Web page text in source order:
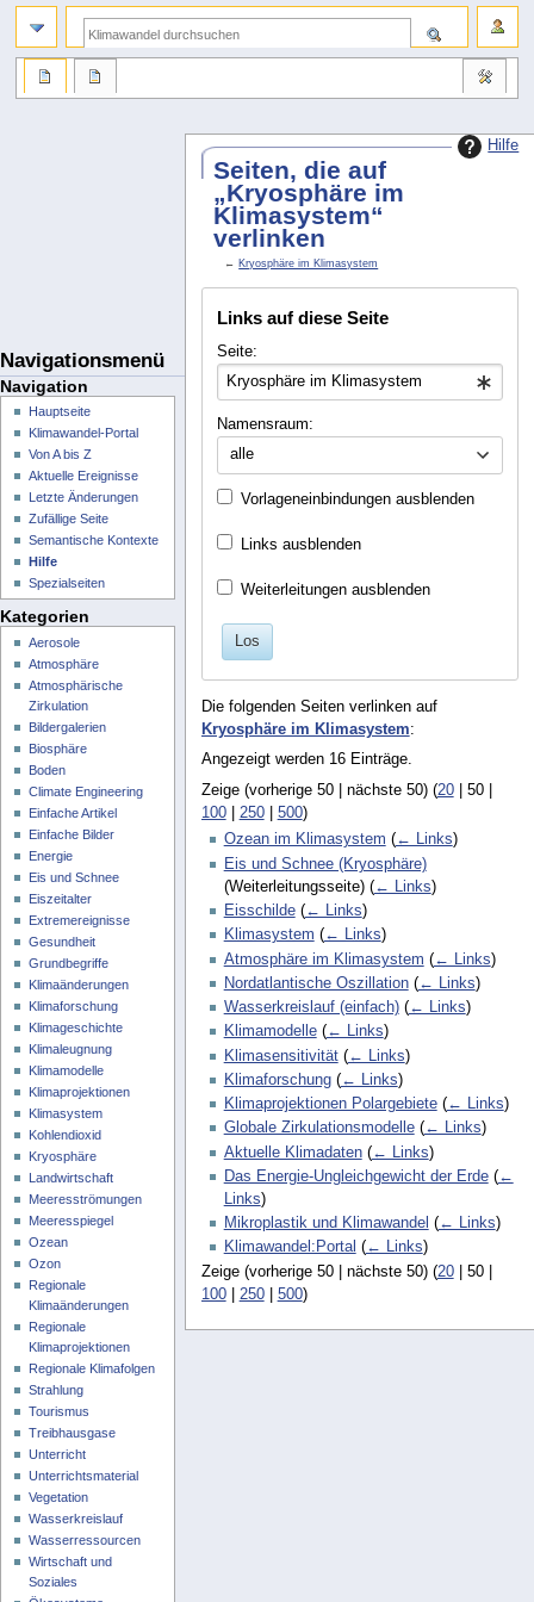
Hilfe
Seiten, die auf
„Kryosphäre im
Klimasystem“
verlinken
← Kryosphäre im Klimasystem
Links auf diese Seite
Seite:
Namensraum:
alle
Vorlageneinbindungen ausblenden
Links ausblenden
Weiterleitungen ausblenden
Los
Die folgenden Seiten verlinken auf
Kryosphäre im Klimasystem:
Angezeigt werden 16 Einträge.
Zeige (vorherige 50| nächste 50) (20| 50|
100| 250| 500)
Ozean im Klimasystem (← Links)
Eis und Schnee (Kryosphäre)
(Weiterleitungsseite) (← Links)
Eisschilde (← Links)
Klimasystem (← Links)
Atmosphäre im Klimasystem (← Links)
Nordatlantische Oszillation (← Links)
Wasserkreislauf (einfach) (← Links)
Klimamodelle (← Links)
Klimasensitivität (← Links)
Klimaforschung (← Links)
Klimaprojektionen Polargebiete (← Links)
Globale Zirkulationsmodelle (← Links)
Aktuelle Klimadaten (← Links)
Das Energie-Ungleichgewicht der Erde (←
Links)
Mikroplastik und Klimawandel (← Links)
Klimawandel:Portal (← Links)
Zeige (vorherige 50| nächste 50) (20| 50|
100| 250| 500)
Navigationsmenü
Navigation
Hauptseite
Klimawandel-Portal
Von A bis Z
Aktuelle Ereignisse
Letzte Änderungen
Zufällige Seite
Semantische Kontexte
Hilfe
Spezialseiten
Kategorien
Aerosole
Atmosphäre
Atmosphärische
Zirkulation
Bildergalerien
Biosphäre
Boden
Climate Engineering
Einfache Artikel
Einfache Bilder
Energie
Eis und Schnee
Eiszeitalter
Extremereignisse
Gesundheit
Grundbegriffe
Klimaänderungen
Klimaforschung
Klimageschichte
Klimaleugnung
Klimamodelle
Klimaprojektionen
Klimasystem
Kohlendioxid
Kryosphäre
Landwirtschaft
Meeresströmungen
Meeresspiegel
Ozean
Ozon
Regionale
Klimaänderungen
Regionale
Klimaprojektionen
Regionale Klimafolgen
Strahlung
Tourismus
Treibhausgase
Unterricht
Unterrichtsmaterial
Vegetation
Wasserkreislauf
Wasserressourcen
Wirtschaft und
Soziales